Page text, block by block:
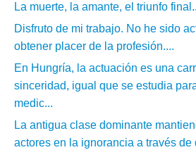
La muerte, la amante, el triunfo
Disfruto de mi trabajo. No he sido
obtener placer de la profesión....
En Hungría, la actuación es una
sinceridad, igual que se estudia
medic...
La antigua clase dominante
actores en la ignorancia a través de